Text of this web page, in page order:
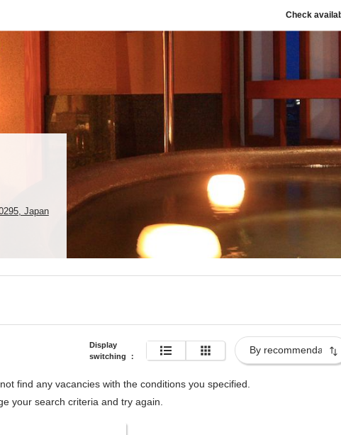
Check
Japan
Display
switching ：
find any vacancies with the conditions you specified.
your search criteria and try again.